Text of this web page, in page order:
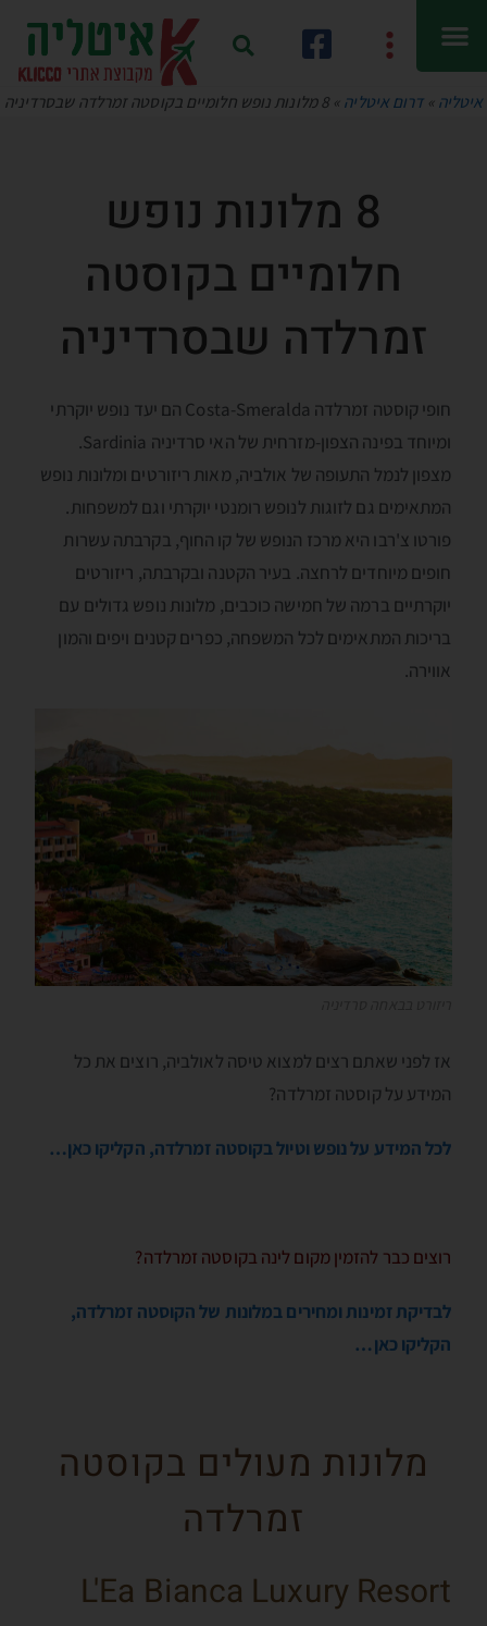
איטליה »דרום איטליה » 8 מלונות נופש חלומיים בקוסטה זמרלדה שבסרדיניה
8 מלונות נופש
חלומיים בקוסטה
זמרלדה שבסרדיניה
חופי קוסטה זמרלדה Costa-Smeralda הם יעד נופש יוקרתי
ומיוחד בפינה הצפון-מזרחית של האי סרדיניה Sardinia.
מצפון לנמל התעופה של אולביה, מאות ריזורטים ומלונות נופש
המתאימים גם לזוגות לנופש רומנטי יוקרתי וגם למשפחות.
פורטו צ'רבו היא מרכז הנופש של קו החוף, בקרבתה עשרות
חופים מיוחדים לרחצה. בעיר הקטנה ובקרבתה, ריזורטים
יוקרתיים ברמה של חמישה כוכבים, מלונות נופש גדולים עם
בריכות המתאימים לכל המשפחה, כפרים קטנים ויפים והמון
אווירה.
אז לפני שאתם רצים למצוא טיסה לאולביה, רוצים את כל
המידע על קוסטה זמרלדה?
לכל המידע על נופש וטיול בקוסטה זמרלדה, הקליקו כאן…
רוצים כבר להזמין מקום לינה בקוסטה זמרלדה?
לבדיקת זמינות ומחירים במלונות של הקוסטה זמרלדה,
הקליקו כאן…
מלונות מעולים בקוסטה
זמרלדה
L'Ea Bianca Luxury Resort